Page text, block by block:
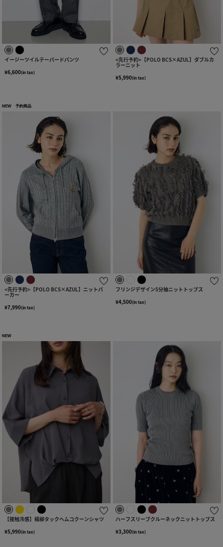
イージーツイルテーパードパンツ
¥6,600(in tax)
<先行予約>【POLO BCS×AZUL】ダブルカ
ラーニット
¥5,990(in tax)
NEW 予約商品
<先行予約>【POLO BCS×AZUL】ニットパ
ーカー
¥7,990(in tax)
フリンジデザイン5分袖ニットトップス
¥4,500(in tax)
NEW
【接触冷感】楊柳タックヘムコクーンシャツ
¥5,990(in tax)
ハーフスリーブクルーネックニットトップス
¥3,300(in tax)